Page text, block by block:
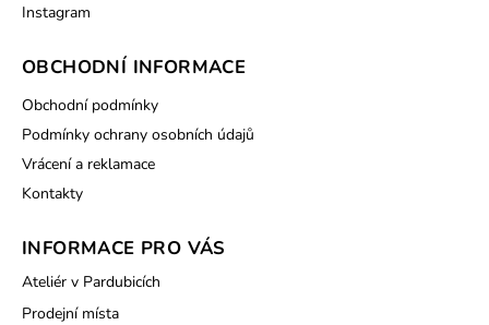
Instagram
OBCHODNÍ INFORMACE
Obchodní podmínky
Podmínky ochrany osobních údajů
Vrácení a reklamace
Kontakty
INFORMACE PRO VÁS
Ateliér v Pardubicích
Prodejní místa